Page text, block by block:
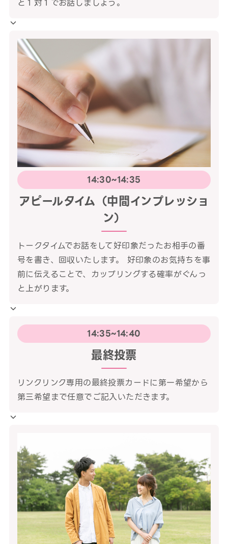
と１対１でお話しましょう。
14:30~14:35
アピールタイム（中間インプレッショ
ン）
トークタイムでお話をして好印象だったお相手の番
号を書き、回収いたします。 好印象のお気持ちを事
前に伝えることで、カップリングする確率がぐんっ
と上がります。
14:35~14:40
最終投票
リンクリンク専用の最終投票カードに第一希望から
第三希望まで任意でご記入いただきます。